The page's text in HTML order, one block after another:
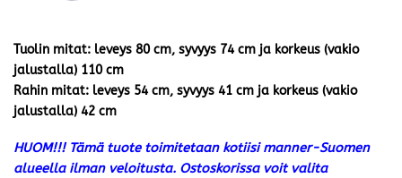
Tuolin mitat: leveys 80 cm, syvyys 74 cm ja korkeus (vakio
jalustalla) 110 cm
Rahin mitat: leveys 54 cm, syvyys 41 cm ja korkeus (vakio
jalustalla) 42 cm
HUOM!!! Tämä tuote toimitetaan kotiisi manner-Suomen
alueella ilman veloitusta. Ostoskorissa voit valita